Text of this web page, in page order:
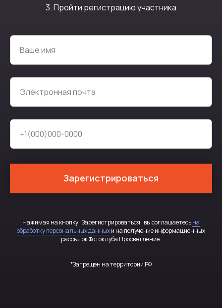
3. Пройти регистрацию участника
Ваше имя
Электронная почта
+1(000)000-0000
Зарегистрироваться
Нажимая на кнопку "Зарегистрироваться" вы соглашаетесьна
обработку персональных данныхи на получение информационных
рассылок Фотоклуба Просветление.
*Запрещен на территории РФ